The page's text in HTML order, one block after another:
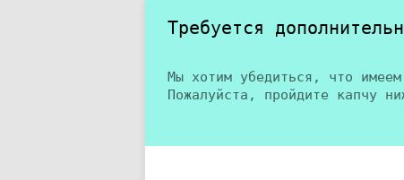
Требуется
Мы хотим убедиться, что
Пожалуйста, пройдите капчу